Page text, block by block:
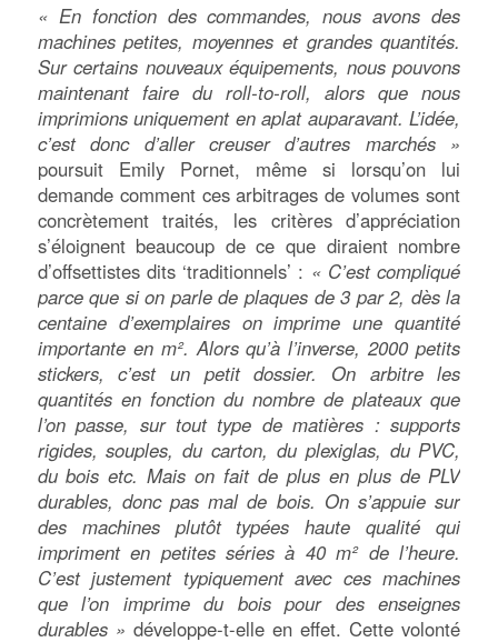
« En fonction des commandes, nous avons des
machines petites, moyennes et grandes quantités.
Sur certains nouveaux équipements, nous pouvons
maintenant faire du roll-to-roll, alors que nous
imprimions uniquement en aplat auparavant. L’idée,
c’est donc d’aller creuser d’autres marchés »
poursuit Emily Pornet, même si lorsqu’on lui
demande comment ces arbitrages de volumes sont
concrètement traités, les critères d’appréciation
s’éloignent beaucoup de ce que diraient nombre
d’offsettistes dits ‘traditionnels’ : « C’est compliqué
parce que si on parle de plaques de 3 par 2, dès la
centaine d’exemplaires on imprime une quantité
importante en m². Alors qu’à l’inverse, 2000 petits
stickers, c’est un petit dossier. On arbitre les
quantités en fonction du nombre de plateaux que
l’on passe, sur tout type de matières : supports
rigides, souples, du carton, du plexiglas, du PVC,
du bois etc. Mais on fait de plus en plus de PLV
durables, donc pas mal de bois. On s’appuie sur
des machines plutôt typées haute qualité qui
impriment en petites séries à 40 m² de l’heure.
C’est justement typiquement avec ces machines
que l’on imprime du bois pour des enseignes
durables » développe-t-elle en effet. Cette volonté